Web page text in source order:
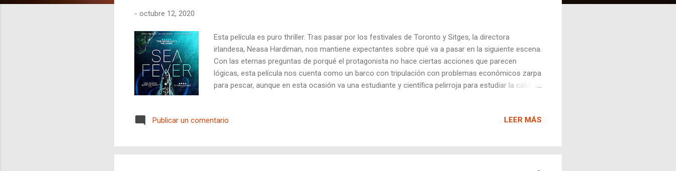
- octubre 12, 2020
Esta película es puro thriller. Tras pasar por los festivales de Toronto y Sitges, la directora
irlandesa, Neasa Hardiman, nos mantiene expectantes sobre qué va a pasar en la siguiente escena.
Con las eternas preguntas de porqué el protagonista no hace ciertas acciones que parecen
lógicas, esta película nos cuenta como un barco con tripulación con problemas económicos zarpa
para pescar, aunque en esta ocasión va una estudiante y científica pelirroja para estudiar la calidad
nivel de tensión en el espectador, pero a partir de ese minuto, comienza una locura en la que
Publicar un comentario LEER MÁS